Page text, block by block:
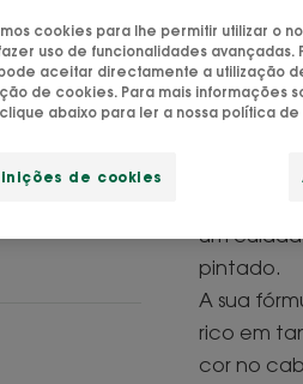
um
pintado.
A sua
rico em
cor no
cookies para lhe permitir utilizar o
uso de funcionalidades
aceitar directamente a utilização
de cookies. Para mais informações
abaixo para ler a nossa política
de cookies